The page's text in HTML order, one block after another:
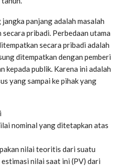
panjang adalah masalah
pribadi. Perbedaan utama
secara pribadi adalah
ditempatkan dengan pemberi
kepada publik. Karena ini adalah
yang sampai ke pihak yang
nominal yang ditetapkan atas
nilai teoritis dari suatu
nilai saat ini (PV) dari